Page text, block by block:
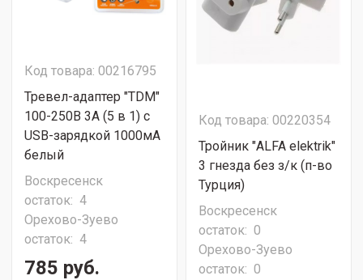
Код товара: 00216795
Тревел-адаптер "TDM"
100-250В 3A (5 в 1) c
USB-зарядкой 1000мА
белый
Воскресенск
остаток: 4
Орехово-Зуево
остаток: 4
785 руб.
Код товара: 00220354
Тройник "ALFA elektrik"
3 гнезда без з/к (п-во
Турция)
Воскресенск
остаток: 0
Орехово-Зуево
остаток: 0